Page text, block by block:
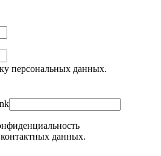
персональных данных.
данных.